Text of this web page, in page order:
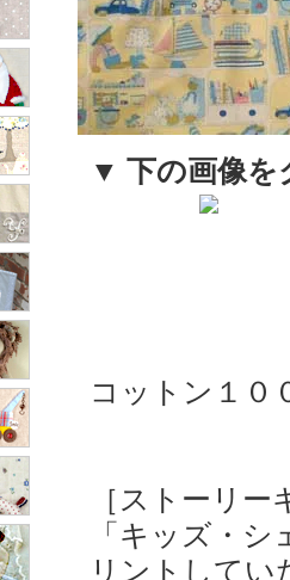
▼ 下の画像を
コットン１
［ストーリ
「キッズ・
リントしてい